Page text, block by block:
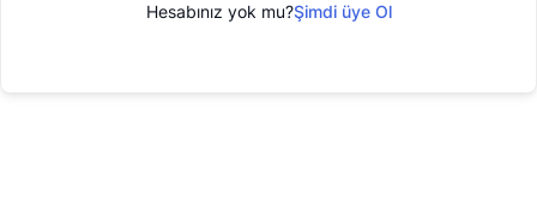
Hesabınız yok mu?Şimdi üye Ol